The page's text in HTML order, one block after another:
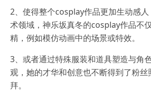
2、使得整个cosplay作品更加生动感
术领域，神乐坂真冬的cosplay作品不
精，例如模仿动画中的场景或特效。
3、或者通过特殊服装和道具塑造与角
观，她的才华和创意也不断得到了粉
拜。